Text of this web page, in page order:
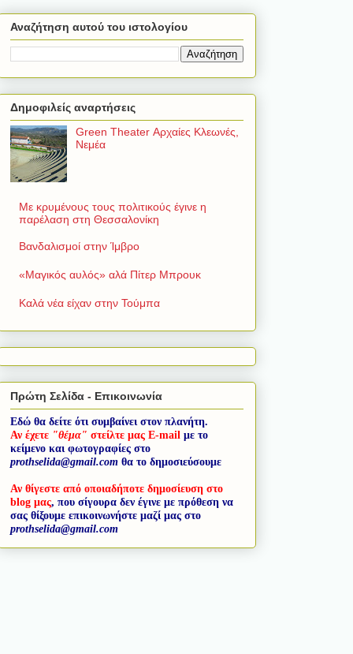
Αναζήτηση αυτού του ιστολογίου
Δημοφιλείς αναρτήσεις
Green Theater Αρχαίες Κλεωνές,
Νεμέα
Με κρυμένους τους πολιτικούς έγινε η
παρέλαση στη Θεσσαλονίκη
Βανδαλισμοί στην Ίμβρο
«Μαγικός αυλός» αλά Πίτερ Μπρουκ
Καλά νέα είχαν στην Τούμπα
Πρώτη Σελίδα - Επικοινωνία
Εδώ θα δείτε ότι συμβαίνει στον πλανήτη.
Αν έχετε "θέμα" στείλτε μας E-mail με το
κείμενο και φωτογραφίες στο
prothselida@gmail.com θα το δημοσιεύσουμε
Αν θίγεστε από οποιαδήποτε δημοσίευση στο
blog μας, που σίγουρα δεν έγινε με πρόθεση να
σας θίξουμε επικοινωνήστε μαζί μας στο
prothselida@gmail.com